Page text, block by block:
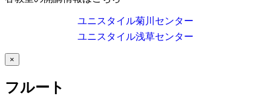
ユニスタイル菊川センター
ユニスタイル浅草センター
×
フルート